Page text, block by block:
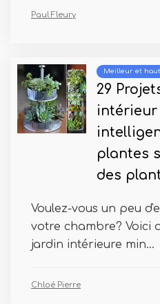
Paul Fleury
Meilleur et
29
plantes
des
Voulez-vous un peu
votre chambre? Voici
jardin intérieure min...
Chloé Pierre